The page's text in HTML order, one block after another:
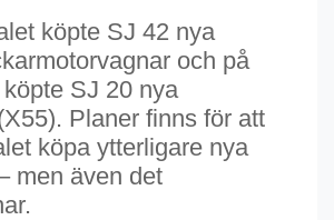
köpte SJ 42 nya
och på
SJ 20 nya
Planer finns för att
köpa ytterligare nya
men även det